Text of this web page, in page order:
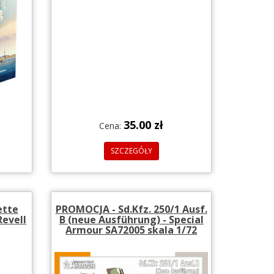
Cena: 35.00 zł
SZCZEGÓŁY
PROMOCJA - Sd.Kfz. 250/1 Ausf.
B (neue Ausführung) - Special
Armour SA72005 skala 1/72